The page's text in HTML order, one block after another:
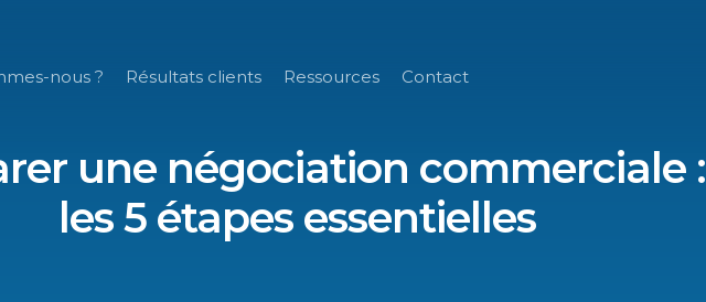
nous ? Résultats clients Ressources Contact
une négociation commerciale :
les 5 étapes essentielles